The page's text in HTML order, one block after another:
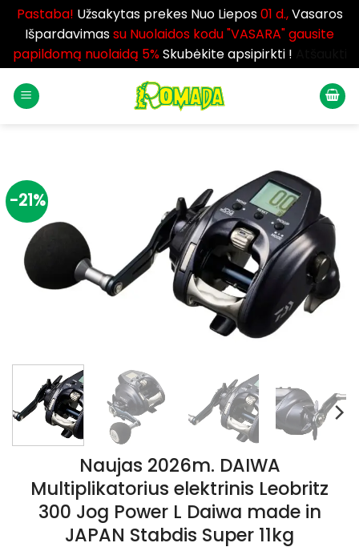
Pastaba! Užsakytas prekes Nuo Liepos01 d.,Vasaros
Išpardavimassu Nuolaidos kodu "VASARA" gausite
papildomą nuolaidą 5%Skubėkite apsipirkti !
-21%
Naujas 2026m. DAIWA
Multiplikatorius elektrinis Leobritz
300 Jog Power L Daiwa made in
JAPAN Stabdis Super 11kg